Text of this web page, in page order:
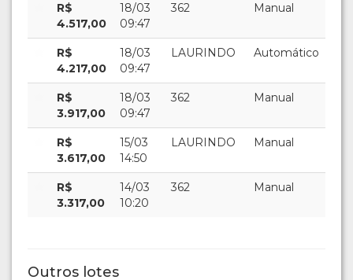
R$
4.517,00
18/03
09:47
362 Manual
R$
4.217,00
18/03
09:47
LAURINDO Automático
R$
3.917,00
18/03
09:47
362 Manual
R$
3.617,00
15/03
14:50
LAURINDO Manual
R$
3.317,00
14/03
10:20
362 Manual
Outros lotes